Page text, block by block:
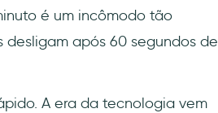
é um incômodo tão
desligam após 60 segundos de
A era da tecnologia vem